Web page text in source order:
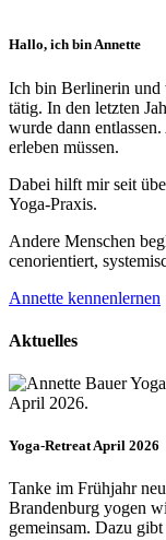
Hallo, ich bin Annette
Ich bin Berlinerin und
tätig. In den letzten
wurde dann
erleben müssen.
Dabei hilft mir seit
Yoga-Praxis.
Andere Menschen
cenorien­tiert,
Annette kennenlernen
Aktuelles
Yoga-Retreat April 2026
Tanke im Frühjahr
Brandenburg yogen
gemeinsam. Dazu